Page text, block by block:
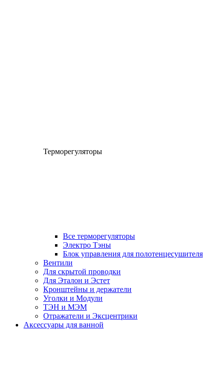
Терморегуляторы
Все терморегуляторы
Электро Тэны
Блок управления для полотенцесушителя
Вентили
Для скрытой проводки
Для Эталон и Эстет
Кронштейны и держатели
Уголки и Модули
ТЭН и МЭМ
Отражатели и Эксцентрики
Аксессуары для ванной